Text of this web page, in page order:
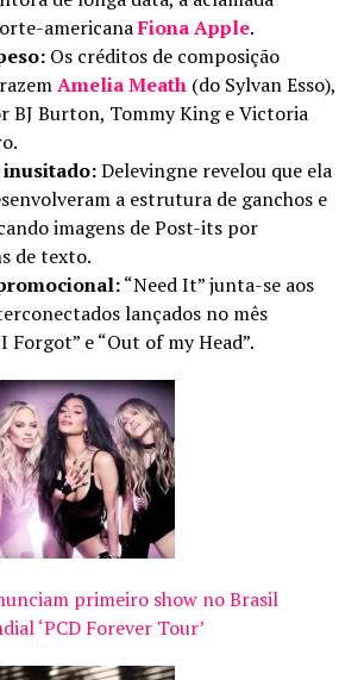
americanaFiona Apple.
Os créditos de composição
Amelia Meath (do Sylvan Esso),
BJ Burton, Tommy King e Victoria
inusitado:Delevingne revelou que ela
a estrutura de ganchos e
imagens de Post-its por
de texto.
“Need It” junta-se aos
lançados no mês
Forgot” e “Out of my Head”.
primeiro show no Brasil
‘PCD Forever Tour’